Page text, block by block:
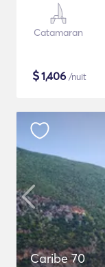
Catamaran
$1,406 /nuit
Caribe 70